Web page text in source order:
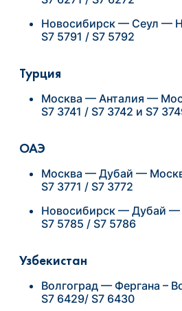
Новосибирск — Сеул —
S7 5791 / S7 5792
Турция
Москва — Анталия —
S7 3741 / S7 3742 и S7
ОАЭ
Москва — Дубай —
S7 3771 / S7 3772
Новосибирск — Дубай —
S7 5785 / S7 5786
Узбекистан
Волгоград — Фергана –
S7 6429/ S7 6430